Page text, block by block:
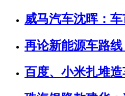
威马汽车沈晖：
再论新能源车路
百度、小米扎堆